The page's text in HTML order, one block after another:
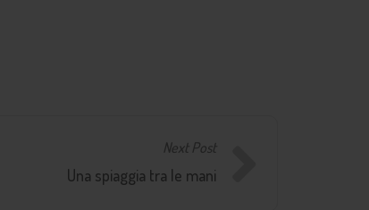
Next Post
Una spiaggia tra le mani